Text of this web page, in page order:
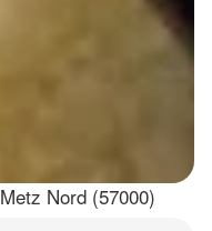
Nord (57000)